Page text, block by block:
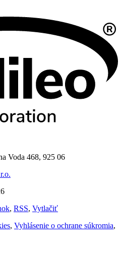
Voda 468, 925 06
, RSS, Vytlačiť
, Vyhlásenie o ochrane súkromia,